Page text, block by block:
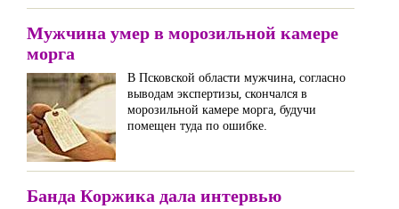
Мужчина умер в морозильной камере
морга
В Псковской области мужчина, согласно
выводам экспертизы, скончался в
морозильной камере морга, будучи
помещен туда по ошибке.
Банда Коржика дала интервью